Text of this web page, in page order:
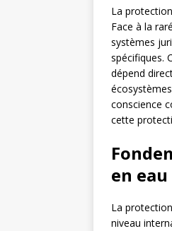
La
Face à la
systèmes
spécifiques.
dépend
conscience
cette
en
La
niveau